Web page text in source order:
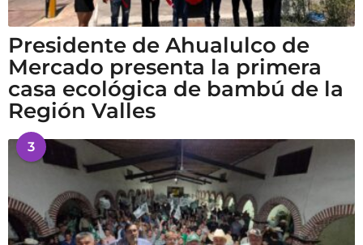
Presidente de Ahualulco de
Mercado presenta la primera
casa ecológica de bambú de la
Región Valles
3